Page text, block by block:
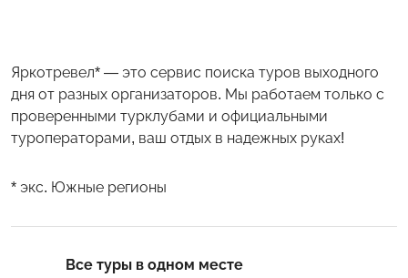
Яркотревел* — это сервис поиска туров выходного
дня от разных организаторов. Мы работаем только с
проверенными турклубами и официальными
туроператорами, ваш отдых в надежных руках!
* экс. Южные регионы
Все туры в одном месте